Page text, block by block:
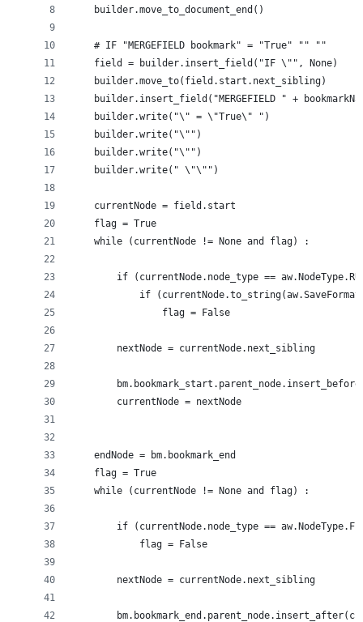
    builder.move_to_document_end()
    # IF "MERGEFIELD bookmark" = "True" "" ""
    field = builder.insert_field("IF \"", None)
    builder.move_to(field.start.next_sibling)
builder.insert_field("MERGEFIELD " +
    builder.write("\" = \"True\" ")
    builder.write("\"")
    builder.write("\"")
    builder.write(" \"\"")
    currentNode = field.start
    flag = True
    while (currentNode != None and flag) :
if (currentNode.node_type ==
if
                flag = False
        nextNode = currentNode.next_sibling
        currentNode = nextNode
    endNode = bm.bookmark_end
    flag = True
    while (currentNode != None and flag) :
if (currentNode.node_type ==
            flag = False
        nextNode = currentNode.next_sibling